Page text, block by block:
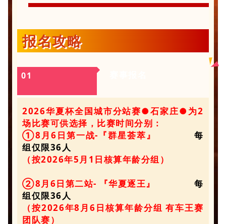
报名攻略
01
2026华夏杯全国城市分站赛●石家庄●为2
场比赛可供选择，比赛时间分别：
①8月6日第一战-『群星荟萃』每
组仅限36人
（按2026年5月1日核算年龄分组）
②8月6日第二站- 『华夏逐王』每
组仅限36人
（按2026年8月6日核算年龄分组 有车王赛
团队赛）